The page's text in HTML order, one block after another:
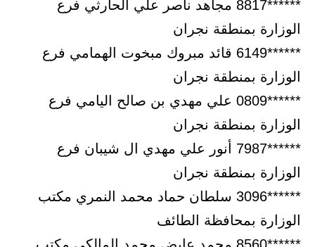
******8817 مجاهد ناصر علي الحارثي فرع
الوزارة بمنطقة نجران
******6149 قائد مبروك مبخوت الهمامي فرع
الوزارة بمنطقة نجران
******0809 علي مهدي بن صالح اليامي فرع
الوزارة بمنطقة نجران
******7987 أنور علي مهدي ال شيبان فرع
الوزارة بمنطقة نجران
******3096 سلطان حماد محمد النمري مكتب
الوزارة بمحافظة الطائف